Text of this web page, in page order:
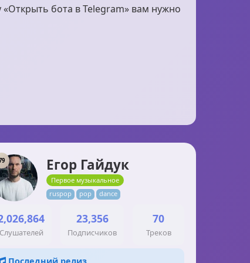
бота в Telegram» вам нужно
Егор Гайдук
Первое музыкальное
ruspop
pop dance
Слушателей
23,356
Подписчиков
70
Треков